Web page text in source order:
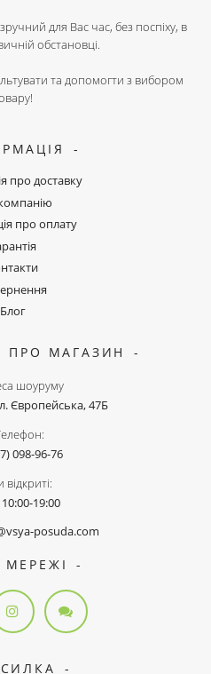
для Вас час, без поспіху, в
обстановці.
та допомогти з вибором
про доставку
про оплату
Блог
ПРО МАГАЗИН
шоуруму
Європейська, 47Б
098-96-76
відкриті:
19:00
posuda.com